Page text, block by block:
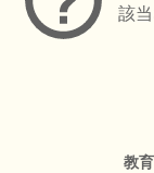
該
教育